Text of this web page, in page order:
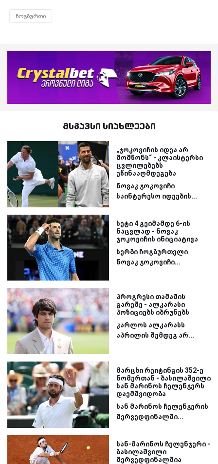
ჩოგბურთი
მსგავსი სიახლეები
„ჯოკოვიჩის იდეა არ
მომწონს“ - კლაისტერსი
ცვლილებებს
ეწინააღმდეგება
ნოვაკ ჯოკოვიჩი
საინტერესო იდეების...
სეტი 4 გეიმამდე 6-ის
ნაცვლად - ნოვაკ
ჯოკოვიჩის ინიციატივა
სერბი ჩოგბურთელი
ნოვაკ ჯოკოვიჩი...
პროგრესი თამაშის
გარეშე - ალკარასი
პოზიციებს იბრუნებს
კარლოს ალკარასს
აპრილის შემდეგ არ...
მარცხი რეიტინგის 352-ე
ნომერთან - ბასილაშვილი
სან მარინოს ჩელენჯერს
დაემშვიდობა
სან მარინოს ჩელენჯერის
მერვედფინალში...
სან-მარინოს ჩელენჯერი -
ბასილაშვილი
მერვედფინალშია